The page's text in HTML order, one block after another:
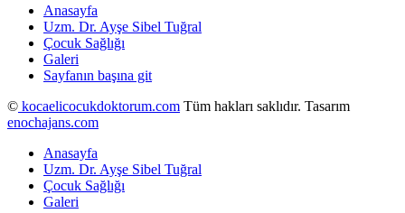
Anasayfa
Uzm. Dr. Ayşe Sibel Tuğral
Çocuk Sağlığı
Galeri
Sayfanın başına git
© kocaelicocukdoktorum.com Tüm hakları saklıdır. Tasarım
enochajans.com
Anasayfa
Uzm. Dr. Ayşe Sibel Tuğral
Çocuk Sağlığı
Galeri